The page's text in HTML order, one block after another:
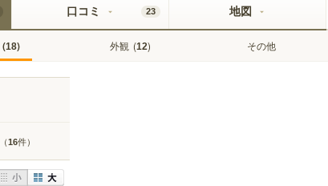
(18) 外観 (12) その他
口コミ 23 地図
（16件）